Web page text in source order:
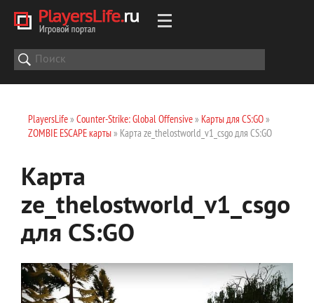
PlayersLife» Counter-Strike: Global Offensive» Карты для CS:GO»
ZOMBIE ESCAPE карты» Карта ze_thelostworld_v1_csgo для CS:GO
Карта
ze_thelostworld_v1_csgo
для CS:GO